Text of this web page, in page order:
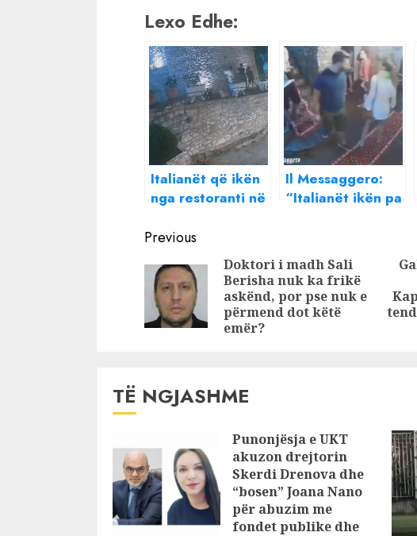
Lexo Edhe:
Italianët që ikën
nga restoranti në
kryefjalë në
gazetari: Po
vjedhjet e
shqiptarëve?
Ermal Meta dhe
Il Messaggero:
“Italianët ikën pa
Shpërthejnë
komentuesit:
Barbona!
Continue
Reading
Previous
post:
Doktori i madh Sali
Berisha nuk ka frikë
askënd, por pse nuk e
përmend dot këtë
emër?
Next
post:
TË NGJASHME
Punonjësja e UKT
akuzon drejtorin
Skerdi Drenova dhe
“bosen” Joana Nano
për abuzim me
fondet publike dhe